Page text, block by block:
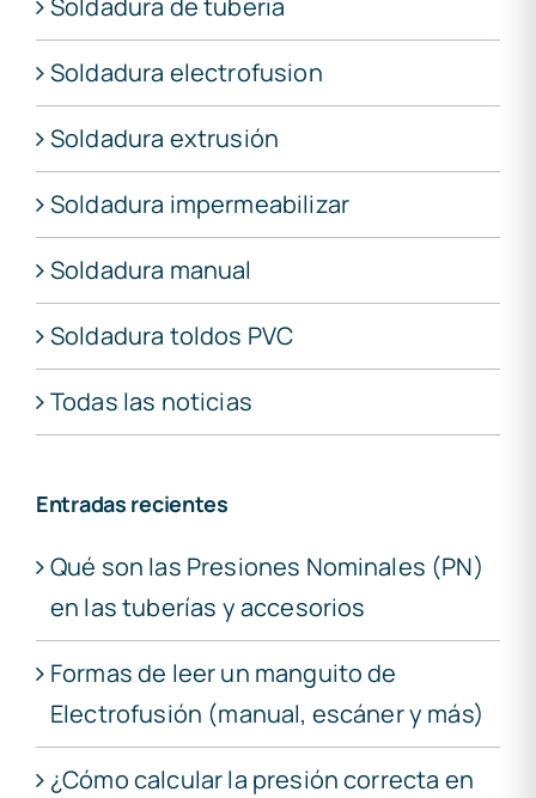
Soldadura electrofusion
Soldadura extrusión
Soldadura impermeabilizar
Soldadura manual
Soldadura toldos PVC
Todas las noticias
Entradas recientes
Qué son las Presiones Nominales (PN)
en las tuberías y accesorios
Formas de leer un manguito de
Electrofusión (manual, escáner y más)
¿Cómo calcular la presión correcta en